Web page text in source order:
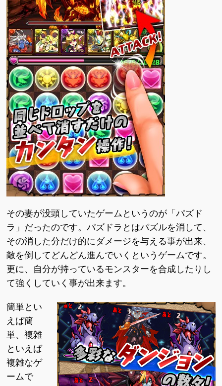
その妻が没頭していたゲームというのが「パズド
ラ」だったのです。パズドラとはパズルを消して、
その消した分だけ的にダメージを与える事が出来、
敵を倒してどんどん進んでいくというゲームです。
更に、自分が持っているモンスターを合成したりし
て強くしていく事が出来ます。
簡単とい
えば簡
単、複雑
といえば
複雑なゲ
ームで